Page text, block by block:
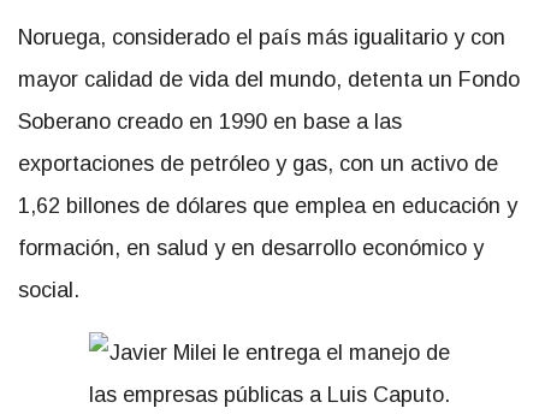
Noruega, considerado el país más igualitario y con
mayor calidad de vida del mundo, detenta un Fondo
Soberano creado en 1990 en base a las
exportaciones de petróleo y gas, con un activo de
1,62 billones de dólares que emplea en educación y
formación, en salud y en desarrollo económico y
social.